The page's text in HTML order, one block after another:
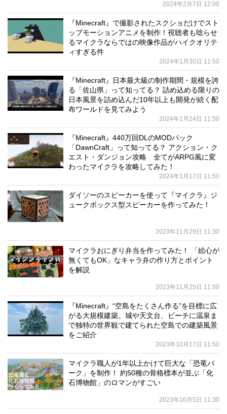
2024年2月7日 12:00
『Minecraft』で撮影されたスクショだけでスト
ップモーションアニメを制作！視聴者も唸らせ
るマイクラならではの映像作品がハイクオリテ
ィすぎる件
2024年1月30日 11:50
『Minecraft』日本最大級の制作期間・規模を誇
る「佐山県」って知ってる？ 詰め込める限りの
日本風景を詰め込んだ10年以上も開発が続く配
布ワールドを見てみよう
2024年1月24日 11:50
『Minecraft』440万回DLのMODパック
「DawnCraft」って知ってる？ アクション・ク
エスト・ダンジョン攻略 全てがARPG風に変
わったマイクラを攻略してみた！
2024年1月17日 11:50
ダイソーのスピーカーを使って『マイクラ』ジ
ュークボックス型スピーカーを作ってみた！
2023年11月29日 11:30
マイクラおにぎり弁当を作ってみた！ 「絵心が
無くてもOK」なキャラ弁の作り方とポイント
を解説
2023年11月25日 11:00
『Minecraft』“空島をたくさん作る”を目標に広
がる大規模建築。城や天文台、ビーチに温泉ま
で独特の世界観で建てられた空島での建築風景
をご紹介
2023年10月17日 11:50
マイクラ職人が1年以上かけて巨大な「恐竜パ
ーク」を制作！ 約50種の骨格標本が並ぶ「化
石博物館」のロマンがすごい
2023年10月5日 11:30